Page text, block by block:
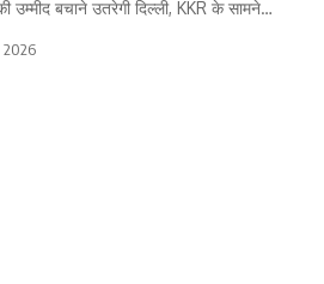
बचाने उतरेगी दिल्ली, KKR के सामने…
2026